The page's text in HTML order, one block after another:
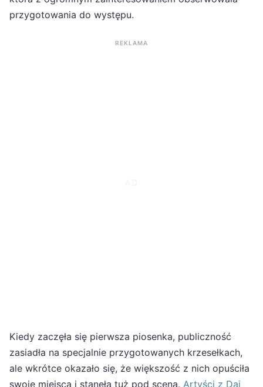
przygotowania do występu.
REKLAMA
Kiedy zaczęła się pierwsza piosenka, publiczność
zasiadła na specjalnie przygotowanych krzesełkach,
ale wkrótce okazało się, że większość z nich opuściła
swoje miejsca i stanęła tuż pod sceną. Artyści z Daj